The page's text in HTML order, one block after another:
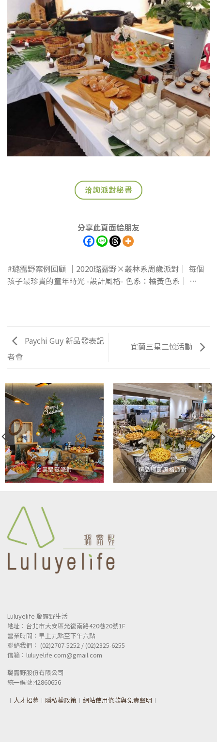
洽詢派對秘書
分享此頁面給朋友
#璐露野案例回顧 ｜2020璐露野×叢林系周歲派對｜ 每個
孩子最珍貴的童年時光 -設計風格- 色系：橘黃色系│ …
Paychi Guy 新品發表記
者會
宜蘭三星二憶活動
企業聖誕派對 精品櫥窗風格派對
Luluyelife 璐露野生活
地址：台北市大安區光復南路420巷20號1F
營業時間：早上九點至下午六點
聯絡我們： (02)2707-5252 / (02)2325-6255
信箱：luluyelife.com@gmail.com
璐露野股份有限公司
統一編號:42860656
︱ 人才招募 ︱ 隱私權政策 ︱ 網站使用條款與免責聲明 ︱